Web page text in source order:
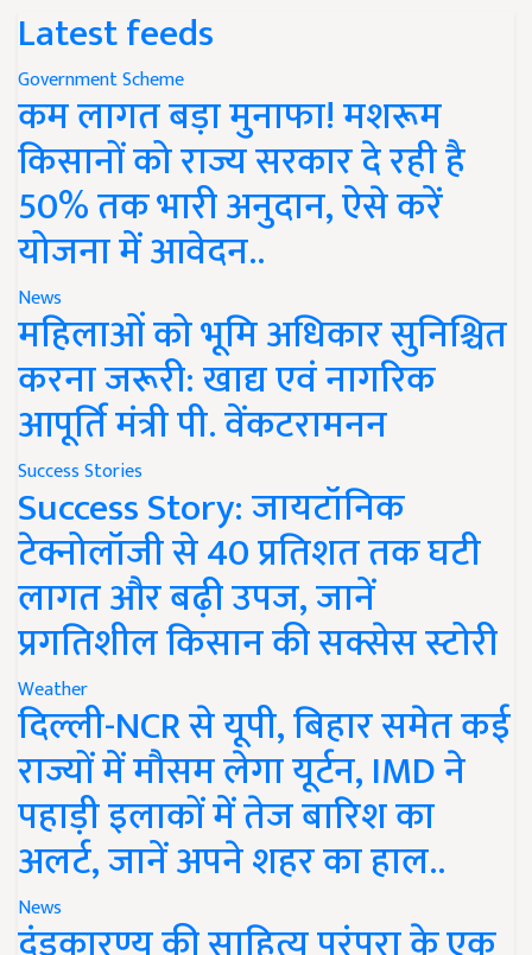
Latest feeds
Government Scheme
कम लागत बड़ा मुनाफा! मशरूम
किसानों को राज्य सरकार दे रही है
50% तक भारी अनुदान, ऐसे करें
योजना में आवेदन..
News
महिलाओं को भूमि अधिकार सुनिश्चित
करना जरूरी: खाद्य एवं नागरिक
आपूर्ति मंत्री पी. वेंकटरामनन
Success Stories
Success Story: जायटॉनिक
टेक्नोलॉजी से 40 प्रतिशत तक घटी
लागत और बढ़ी उपज, जानें
प्रगतिशील किसान की सक्सेस स्टोरी
Weather
दिल्ली-NCR से यूपी, बिहार समेत कई
राज्यों में मौसम लेगा यूर्टन, IMD ने
पहाड़ी इलाकों में तेज बारिश का
अलर्ट, जानें अपने शहर का हाल..
News